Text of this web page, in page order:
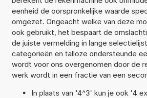
eenheid de oorspronkelijke waarde
omgezet. Ongeacht welke van deze
ook gebruikt, het bespaart de
de juiste vermelding in lange
categorieën en talloze ondersteunde
wordt voor ons overgenomen door de
werk wordt in een fractie van een
In plaats van '4^3' kun je ook '4